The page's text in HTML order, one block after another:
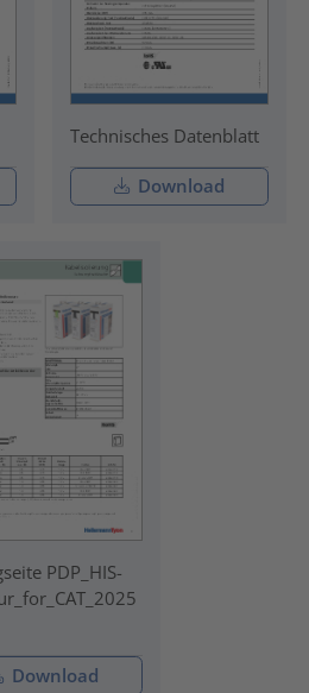
Technisches Datenblatt
Download
PDP_HIS-
Download